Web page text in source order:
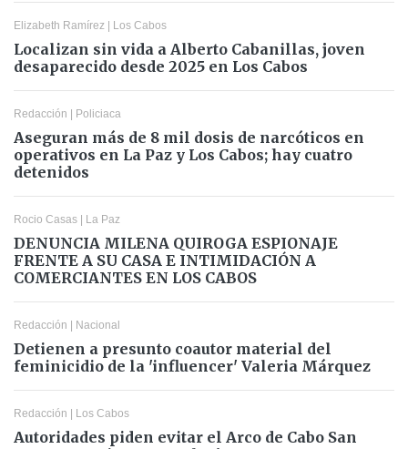
Elizabeth Ramírez | Los Cabos
Localizan sin vida a Alberto Cabanillas, joven
desaparecido desde 2025 en Los Cabos
Redacción | Policiaca
Aseguran más de 8 mil dosis de narcóticos en
operativos en La Paz y Los Cabos; hay cuatro
detenidos
Rocio Casas | La Paz
DENUNCIA MILENA QUIROGA ESPIONAJE
FRENTE A SU CASA E INTIMIDACIÓN A
COMERCIANTES EN LOS CABOS
Redacción | Nacional
Detienen a presunto coautor material del
feminicidio de la 'influencer' Valeria Márquez
Redacción | Los Cabos
Autoridades piden evitar el Arco de Cabo San